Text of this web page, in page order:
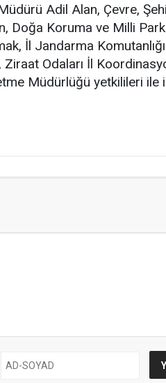
Adil Alan, Çevre,
Doğa Koruma ve Milli
İl Jandarma
Odaları İl
Müdürlüğü yetkilileri ile